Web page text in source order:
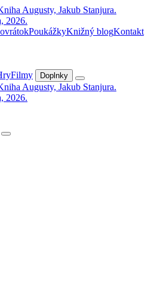
PoukážkyKnižný blogKontakt
Filmy Doplnky